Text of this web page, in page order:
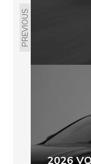
PREVIOUS
2026